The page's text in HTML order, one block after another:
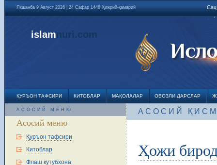
Якшанба 9 Август 2026 | 24 Сафар 1448 Ҳижрий-қамарий
islamnuri.com
ҚУРЪОН ТАФСИРИ КИТОБЛАР МАҚОЛАЛАР ОВОЗЛИ ДАРСЛАР
АСОСИЙ МЕНЮ
Асосий меню
Қуръон тафсири
Китоблар
Флаш кутубхона
АСОСИЙ
Ҳожи